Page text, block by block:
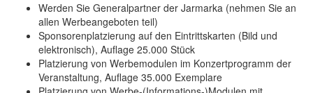
Werden Sie Generalpartner der Jarmarka (nehmen Sie an
allen Werbeangeboten teil)
Sponsorenplatzierung auf den Eintrittskarten (Bild und
elektronisch), Auflage 25.000 Stück
Platzierung von Werbemodulen im Konzertprogramm der
Veranstaltung, Auflage 35.000 Exemplare